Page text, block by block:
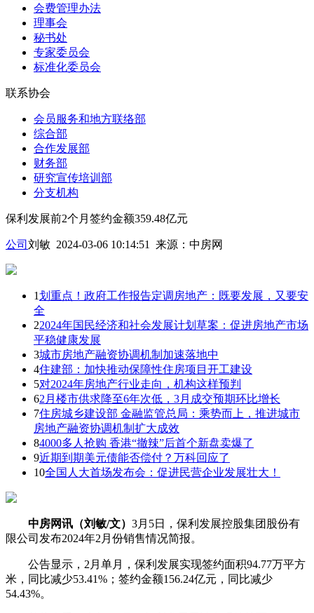
会费管理办法
理事会
秘书处
专家委员会
标准化委员会
联系协会
会员服务和地方联络部
综合部
合作发展部
财务部
研究宣传培训部
分支机构
保利发展前2个月签约金额359.48亿元
公司 刘敏 2024-03-06 10:14:51 来源： 中房网
1划重点！政府工作报告定调房地产：既要发展，又要安
全
22024年国民经济和社会发展计划草案：促进房地产市场
平稳健康发展
3城市房地产融资协调机制加速落地中
4住建部：加快推动保障性住房项目开工建设
5对2024年房地产行业走向，机构这样预判
62月楼市供求降至6年次低，3月成交预期环比增长
7住房城乡建设部 金融监管总局：乘势而上，推进城市
房地产融资协调机制扩大成效
84000多人抢购 香港“撤辣”后首个新盘卖爆了
9近期到期美元债能否偿付？万科回应了
10全国人大首场发布会：促进民营企业发展壮大！
中房网讯（刘敏/文） 3月5日，保利发展控股集团股份有
限公司发布2024年2月份销售情况简报。
公告显示，2月单月，保利发展实现签约面积94.77万平方
米，同比减少53.41%；签约金额156.24亿元，同比减少
54.43%。